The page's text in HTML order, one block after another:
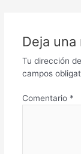
Deja
Tu dirección
campos
Comentario *